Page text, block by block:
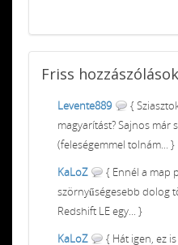
Friss hozzászólások
Levente889
{
magyarítást? Sajnos már
(feleségemmel tolnám... }
KaLoZ
{ Ennél a map
szörnyűségesebb dolog
Redshift LE egy... }
KaLoZ
{ Hát igen, ez